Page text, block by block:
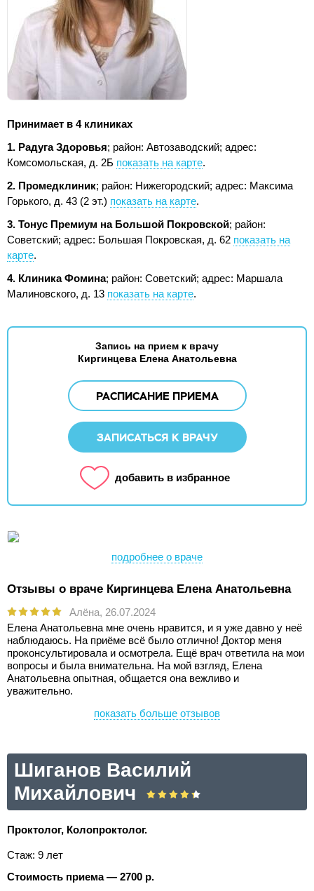
Принимает в 4 клиниках
1. Радуга Здоровья; район: Автозаводский; адрес:
Комсомольская, д. 2Б показать на карте.
2. Промедклиник; район: Нижегородский; адрес: Максима
Горького, д. 43 (2 эт.) показать на карте.
3. Тонус Премиум на Большой Покровской; район:
Советский; адрес: Большая Покровская, д. 62 показать на
карте.
4. Клиника Фомина; район: Советский; адрес: Маршала
Малиновского, д. 13 показать на карте.
Запись на прием к врачу
Киргинцева Елена Анатольевна
РАСПИСАНИЕ ПРИЕМА
ЗАПИСАТЬСЯ К ВРАЧУ
добавить в избранное
подробнее о враче
Отзывы о враче Киргинцева Елена Анатольевна
Алёна, 26.07.2024
Елена Анатольевна мне очень нравится, и я уже давно у неё
наблюдаюсь. На приёме всё было отлично! Доктор меня
проконсультировала и осмотрела. Ещё врач ответила на мои
вопросы и была внимательна. На мой взгляд, Елена
Анатольевна опытная, общается она вежливо и
уважительно.
показать больше отзывов
Шиганов Василий
Михайлович
Проктолог, Колопроктолог.
Стаж: 9 лет
Стоимость приема — 2700 р.